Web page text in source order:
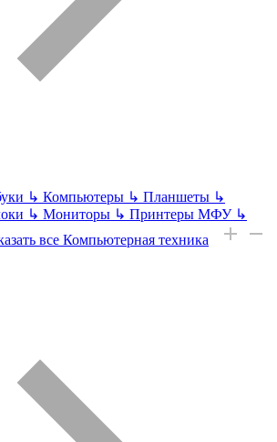
↳ Компьютеры ↳ Планшеты ↳
↳ Мониторы ↳ Принтеры МФУ ↳
все Компьютерная техника